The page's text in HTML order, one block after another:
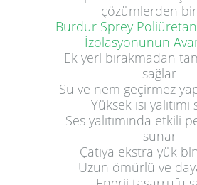
çözümlerden
Burdur Sprey Poliüretan
İzolasyonunun
Ek yeri bırakmadan
sağlar
Su ve nem geçirmez
Yüksek ısı
Ses yalıtımında etkili
sunar
Çatıya ekstra yük
Uzun ömürlü ve